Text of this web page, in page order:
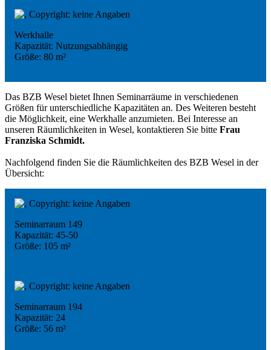
Werkhalle
Kapazität: Nutzungsabhängig
Größe: 80 m²
Das BZB Wesel bietet Ihnen Seminarräume in verschiedenen
Größen für unterschiedliche Kapazitäten an. Des Weiteren besteht
die Möglichkeit, eine Werkhalle anzumieten. Bei Interesse an
unseren Räumlichkeiten in Wesel, kontaktieren Sie bitte Frau
Franziska Schmidt.
Nachfolgend finden Sie die Räumlichkeiten des BZB Wesel in der
Übersicht:
Seminarraum 149
Kapazität: 45-50
Größe: 105 m²
Seminarraum 194
Kapazität: 24
Größe: 56 m²